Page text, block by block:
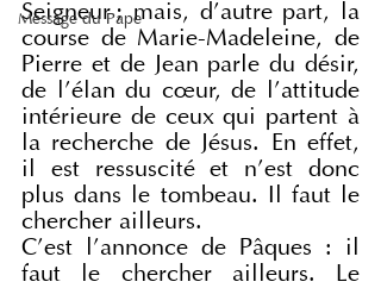
Message du Pape
Seigneur ; mais, d’autre part, la
course de Marie-Madeleine, de
Pierre et de Jean parle du désir,
de l’élan du cœur, de l’attitude
intérieure de ceux qui partent à
la recherche de Jésus. En effet,
il est ressuscité et n’est donc
plus dans le tombeau. Il faut le
chercher ailleurs.
C’est l’annonce de Pâques : il
faut le chercher ailleurs. Le